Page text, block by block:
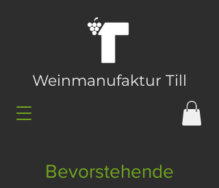
Weinmanufaktur Till
Bevorstehende